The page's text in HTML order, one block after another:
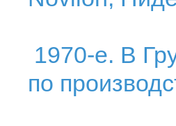
1970-е. В
по